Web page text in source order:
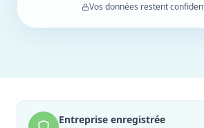
Vos données restent
Entreprise enregistrée